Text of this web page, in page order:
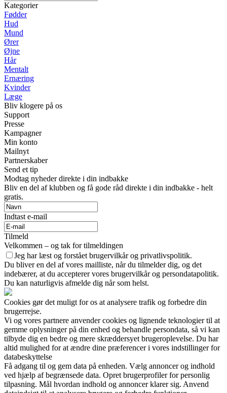
Kategorier
Fødder
Hud
Mund
Ører
Øjne
Hår
Mentalt
Ernæring
Kvinder
Læge
Bliv klogere på os
Support
Presse
Kampagner
Min konto
Mailnyt
Partnerskaber
Send et tip
Modtag nyheder direkte i din indbakke
Bliv en del af klubben og få gode råd direkte i din indbakke - helt
gratis.
Indtast e-mail
Tilmeld
Velkommen – og tak for tilmeldingen
Jeg har læst og forstået brugervilkår og privatlivspolitik.
Du bliver en del af vores mailliste, når du tilmelder dig, og det
indebærer, at du accepterer vores brugervilkår og persondatapolitik.
Du kan naturligvis afmelde dig når som helst.
Cookies gør det muligt for os at analysere trafik og forbedre din
brugerrejse.
Vi og vores partnere anvender cookies og lignende teknologier til at
gemme oplysninger på din enhed og behandle persondata, så vi kan
tilbyde dig en bedre og mere skræddersyet brugeroplevelse. Du har
altid mulighed for at ændre dine præferencer i vores indstillinger for
databeskyttelse
Få adgang til og gem data på enheden. Vælg annoncer og indhold
ved hjælp af begrænsede data. Opret brugerprofiler for personlig
tilpasning. Mål hvordan indhold og annoncer klarer sig. Anvend